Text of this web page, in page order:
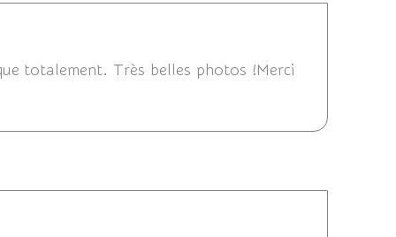
totalement. Très belles photos !Merci